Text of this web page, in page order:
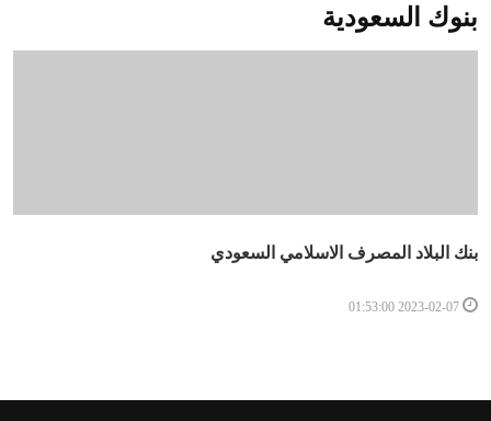
بنوك السعودية
بنك البلاد المصرف الاسلامي السعودي